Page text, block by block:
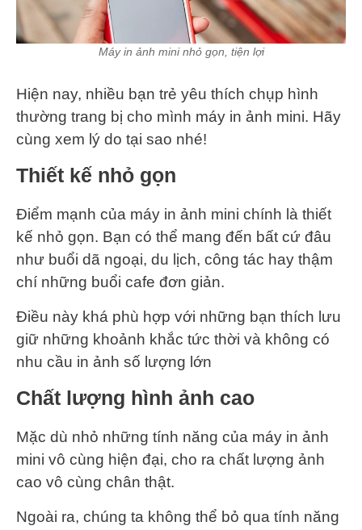
Máy in ảnh mini nhỏ gọn, tiện lợi
Hiện nay, nhiều bạn trẻ yêu thích chụp hình
thường trang bị cho mình máy in ảnh mini. Hãy
cùng xem lý do tại sao nhé!
Thiết kế nhỏ gọn
Điểm mạnh của máy in ảnh mini chính là thiết
kế nhỏ gọn. Bạn có thể mang đến bất cứ đâu
như buổi dã ngoại, du lịch, công tác hay thậm
chí những buổi cafe đơn giản.
Điều này khá phù hợp với những bạn thích lưu
giữ những khoảnh khắc tức thời và không có
nhu cầu in ảnh số lượng lớn
Chất lượng hình ảnh cao
Mặc dù nhỏ những tính năng của máy in ảnh
mini vô cùng hiện đại, cho ra chất lượng ảnh
cao vô cùng chân thật.
Ngoài ra, chúng ta không thể bỏ qua tính năng